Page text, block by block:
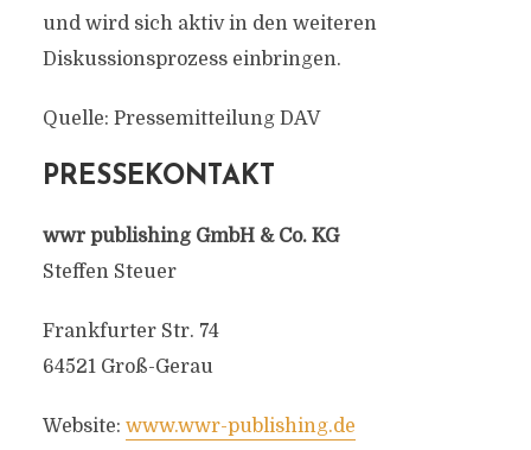
und wird sich aktiv in den weiteren
Diskussionsprozess einbringen.
Quelle: Pressemitteilung DAV
PRESSEKONTAKT
wwr publishing GmbH & Co. KG
Steffen Steuer
Frankfurter Str. 74
64521 Groß-Gerau
Website: www.wwr-publishing.de